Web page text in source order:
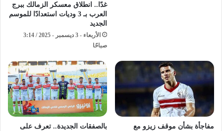
غدًا.. انطلاق معسكر الزمالك ببرج
العرب بـ 3 وديات استعدادًا للموسم
الجديد
الأربعاء - 3 ديسمبر - 2025 / 3:14
صباحًا
مفاجأة بشأن موقف زيزو مع
بالصفقات الجديدة.. تعرف على